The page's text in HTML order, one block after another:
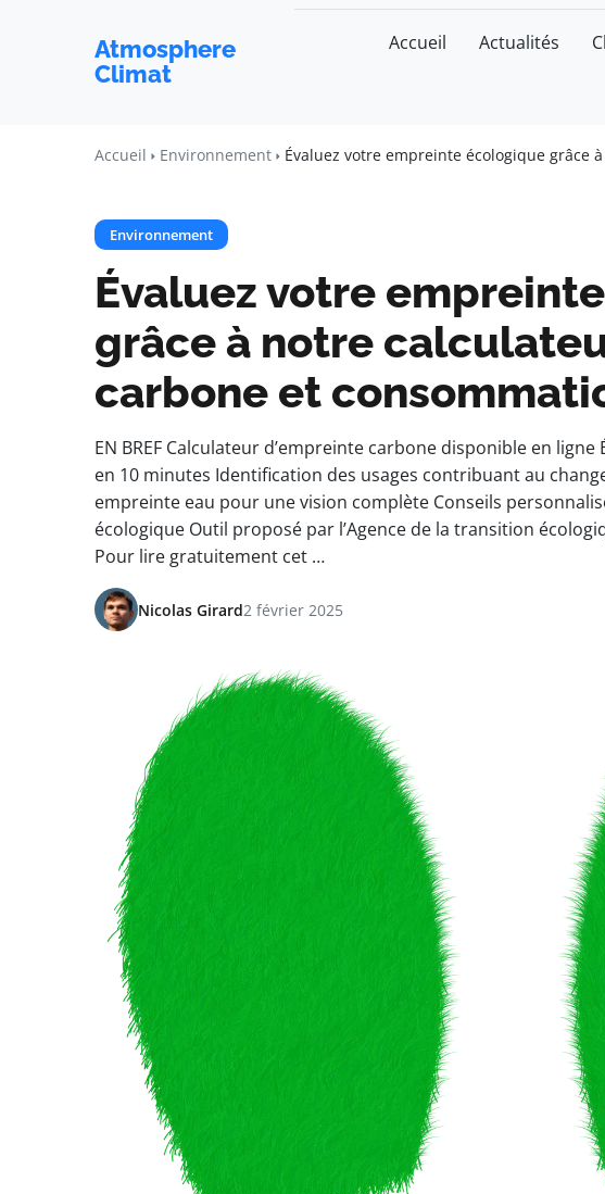
Atmosphere
Climat
Accueil Actualités
Accueil Environnement Évaluez votre empreinte écologique grâce
Environnement
Évaluez votre
grâce à notre
carbone et
EN BREF Calculateur d’empreinte carbone disponible en
en 10 minutes Identification des usages contribuant au
empreinte eau pour une vision complète Conseils
écologique Outil proposé par l’Agence de la transition
Pour lire gratuitement cet …
Nicolas Girard2 février 2025